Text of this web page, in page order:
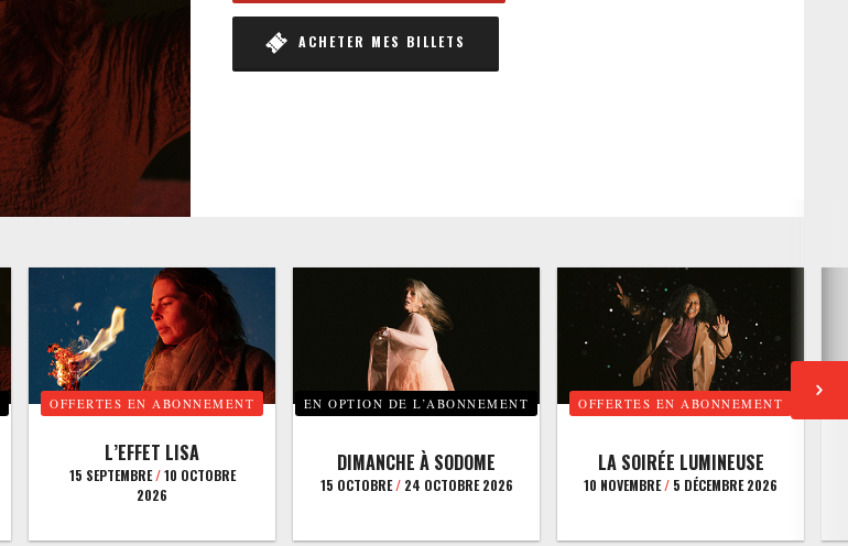
ACHETER MES BILLETS
OFFERTES EN ABONNEMENT
L’EFFET LISA
15 SEPTEMBRE/10 OCTOBRE
2026
EN OPTION DE L’ABONNEMENT
DIMANCHE À SODOME
15 OCTOBRE/24 OCTOBRE 2026
OFFERTES EN ABONNEMENT
LA SOIRÉE LUMINEUSE
10 NOVEMBRE/ 5 DÉCEMBRE 2026